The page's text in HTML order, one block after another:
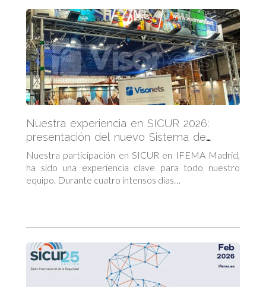
Nuestra experiencia en SICUR 2026:
presentación del nuevo Sistema de
Retención Provisional (SRP)
Nuestra participación en SICUR en IFEMA Madrid,
ha sido una experiencia clave para todo nuestro
equipo. Durante cuatro intensos días…